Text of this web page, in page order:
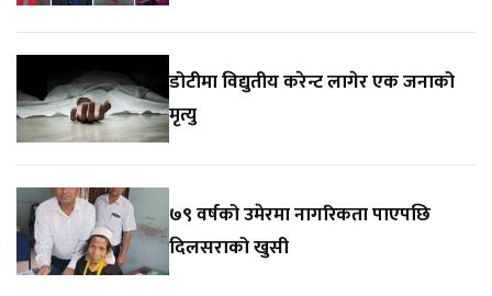
डोटीमा विद्युतीय करेन्ट लागेर एक जनाको
मृत्यु
७९ वर्षको उमेरमा नागरिकता पाएपछि
दिलसराको खुसी